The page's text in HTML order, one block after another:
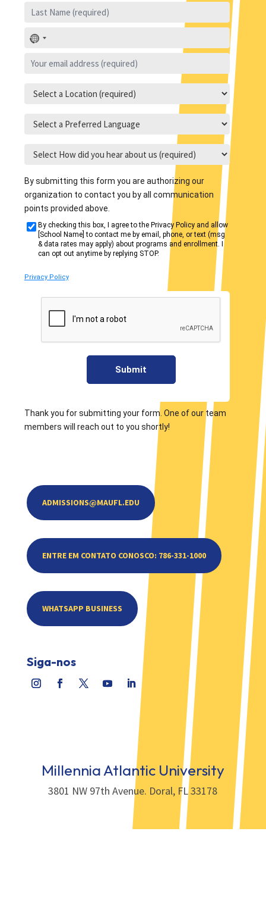
No
selected
By submitting this form you are authorizing our
organization to contact you by all communication
points provided above.
By checking this box, I agree to the Privacy Policy and allow
[School Name] to contact me by email, phone, or text (msg
& data rates may apply) about programs and enrollment. I
can opt out anytime by replying STOP.
Privacy Policy
Submit
Thank you for submitting your form. One of our team
members will reach out to you shortly!
ADMISSIONS@MAUFL.EDU
ENTRE EM CONTATO CONOSCO: 786-331-1000
WHATSAPP BUSINESS
Siga-nos
Millennia Atlantic University
3801 NW 97th Avenue. Doral, FL 33178